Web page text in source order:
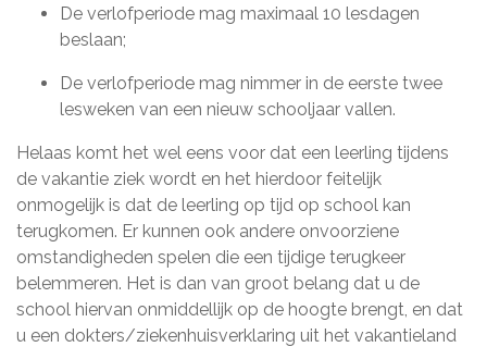
De verlofperiode mag maximaal 10 lesdagen
beslaan;
De verlofperiode mag nimmer in de eerste twee
lesweken van een nieuw schooljaar vallen.
Helaas komt het wel eens voor dat een leerling tijdens
de vakantie ziek wordt en het hierdoor feitelijk
onmogelijk is dat de leerling op tijd op school kan
terugkomen. Er kunnen ook andere onvoorziene
omstandigheden spelen die een tijdige terugkeer
belemmeren. Het is dan van groot belang dat u de
school hiervan onmiddellijk op de hoogte brengt, en dat
u een dokters/ziekenhuisverklaring uit het vakantieland